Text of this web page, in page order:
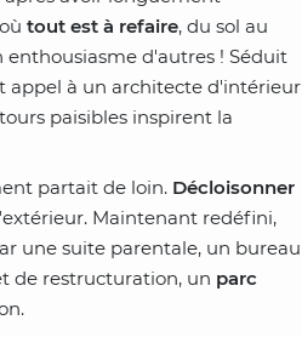
tout est à refaire, du sol au
d'autres ! Séduit
appel à un architecte d'intérieur
paisibles inspirent la
partait de loin. Décloisonner
Maintenant redéfini,
une suite parentale, un bureau
de restructuration, un parc